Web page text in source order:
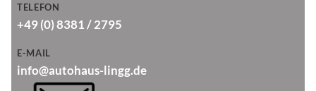
TELEFON
+49 (0) 8381 / 2795
E-MAIL
info@autohaus-lingg.de